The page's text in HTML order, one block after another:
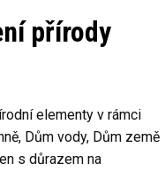
přírody
elementy v rámci
Dům vody, Dům země
s důrazem na